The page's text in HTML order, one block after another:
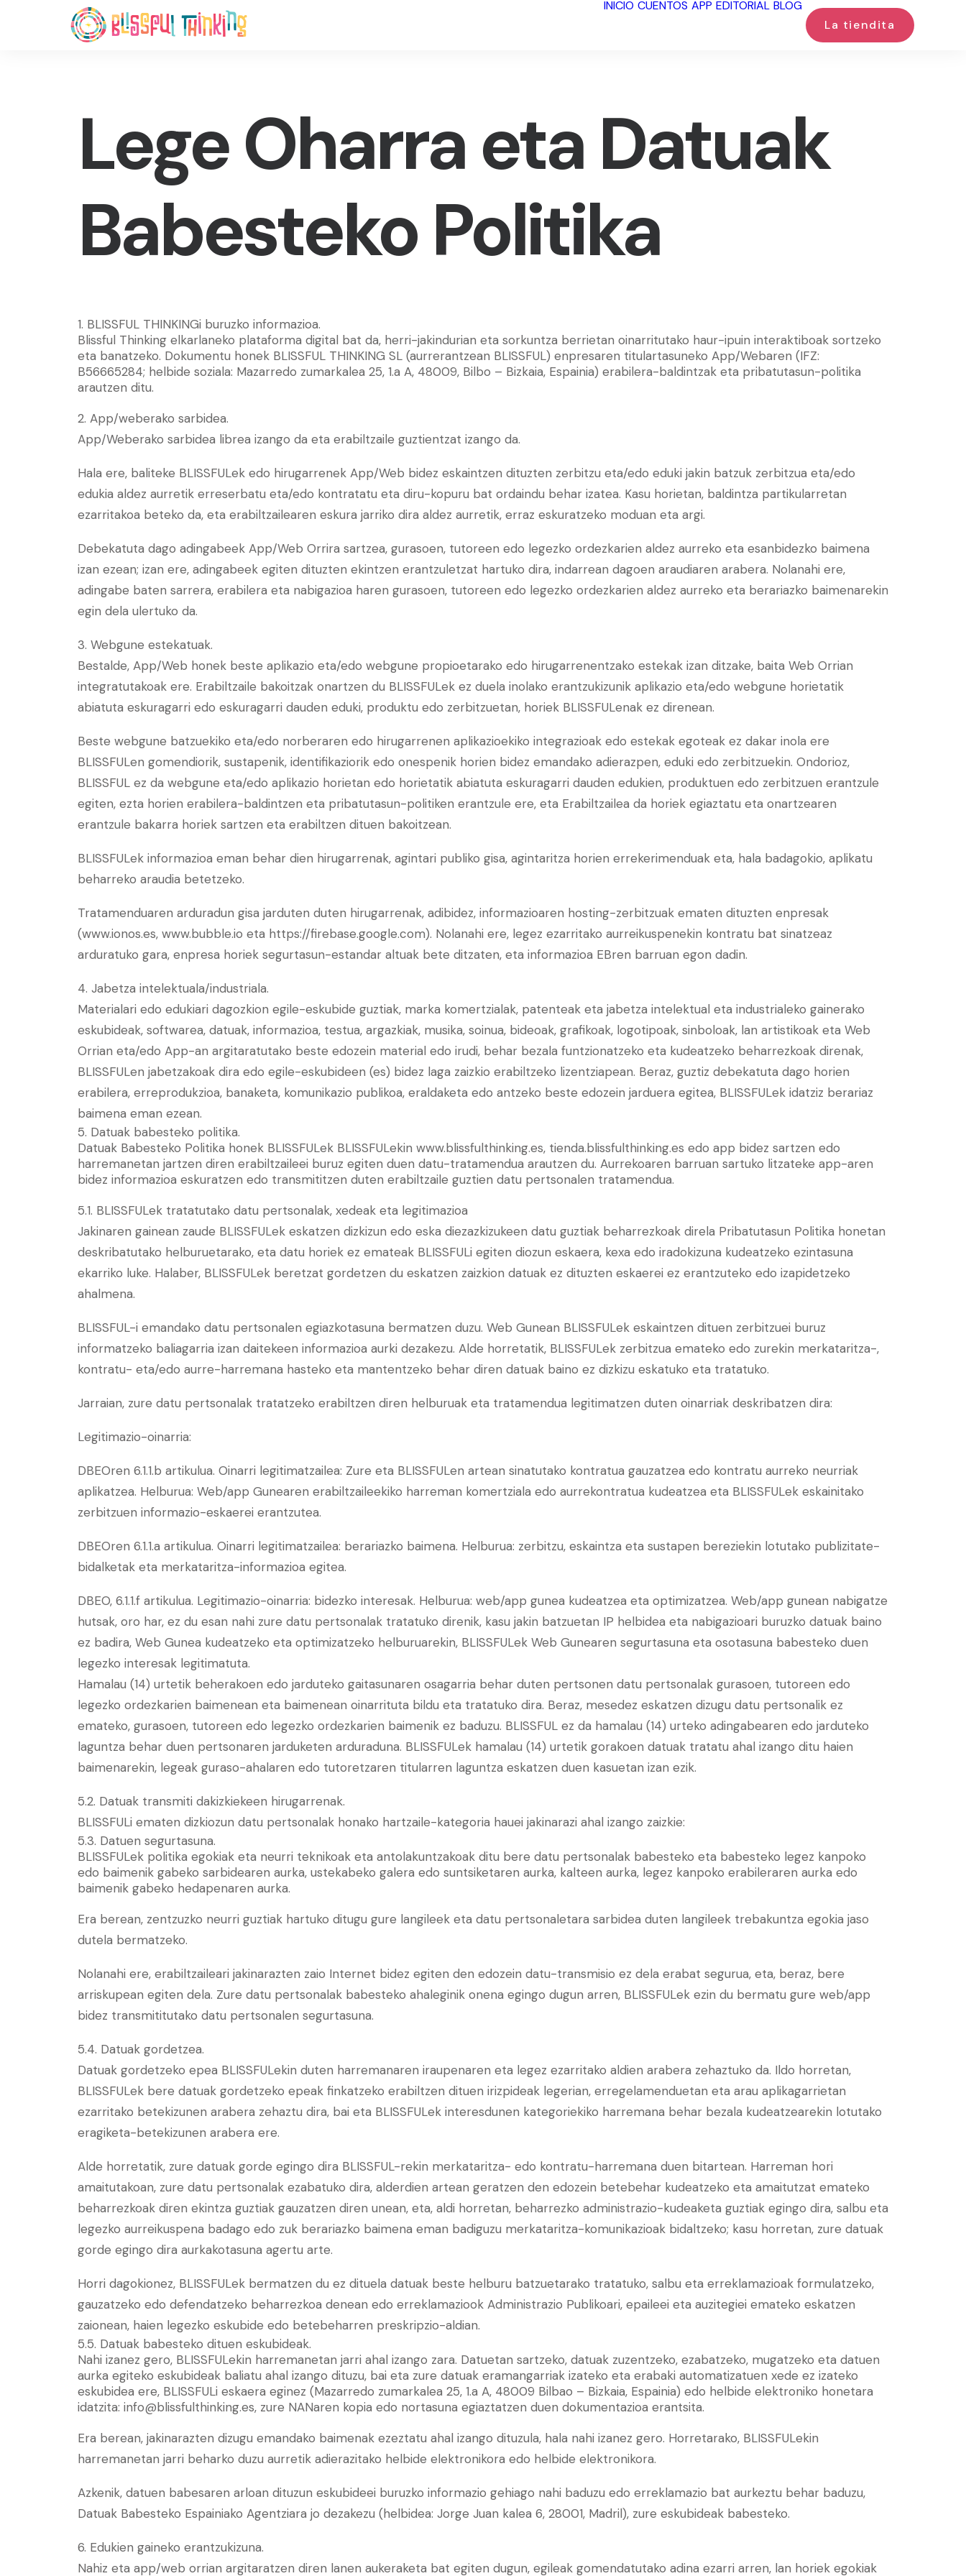
INICIO CUENTOS APP EDITORIAL BLOG
La tiendita
Lege Oharra eta Datuak
Babesteko Politika
1. BLISSFUL THINKINGi buruzko informazioa.
Blissful Thinking elkarlaneko plataforma digital bat da, herri-jakindurian eta sorkuntza berrietan oinarritutako haur-ipuin interaktiboak sortzeko
eta banatzeko. Dokumentu honek BLISSFUL THINKING SL (aurrerantzean BLISSFUL) enpresaren titulartasuneko App/Webaren (IFZ:
B56665284; helbide soziala: Mazarredo zumarkalea 25, 1.a A, 48009, Bilbo – Bizkaia, Espainia) erabilera-baldintzak eta pribatutasun-politika
arautzen ditu.
2. App/weberako sarbidea.
App/Weberako sarbidea librea izango da eta erabiltzaile guztientzat izango da.
Hala ere, baliteke BLISSFULek edo hirugarrenek App/Web bidez eskaintzen dituzten zerbitzu eta/edo eduki jakin batzuk zerbitzua eta/edo
edukia aldez aurretik erreserbatu eta/edo kontratatu eta diru-kopuru bat ordaindu behar izatea. Kasu horietan, baldintza partikularretan
ezarritakoa beteko da, eta erabiltzailearen eskura jarriko dira aldez aurretik, erraz eskuratzeko moduan eta argi.
Debekatuta dago adingabeek App/Web Orrira sartzea, gurasoen, tutoreen edo legezko ordezkarien aldez aurreko eta esanbidezko baimena
izan ezean; izan ere, adingabeek egiten dituzten ekintzen erantzuletzat hartuko dira, indarrean dagoen araudiaren arabera. Nolanahi ere,
adingabe baten sarrera, erabilera eta nabigazioa haren gurasoen, tutoreen edo legezko ordezkarien aldez aurreko eta berariazko baimenarekin
egin dela ulertuko da.
3. Webgune estekatuak.
Bestalde, App/Web honek beste aplikazio eta/edo webgune propioetarako edo hirugarrenentzako estekak izan ditzake, baita Web Orrian
integratutakoak ere. Erabiltzaile bakoitzak onartzen du BLISSFULek ez duela inolako erantzukizunik aplikazio eta/edo webgune horietatik
abiatuta eskuragarri edo eskuragarri dauden eduki, produktu edo zerbitzuetan, horiek BLISSFULenak ez direnean.
Beste webgune batzuekiko eta/edo norberaren edo hirugarrenen aplikazioekiko integrazioak edo estekak egoteak ez dakar inola ere
BLISSFULen gomendiorik, sustapenik, identifikaziorik edo onespenik horien bidez emandako adierazpen, eduki edo zerbitzuekin. Ondorioz,
BLISSFUL ez da webgune eta/edo aplikazio horietan edo horietatik abiatuta eskuragarri dauden edukien, produktuen edo zerbitzuen erantzule
egiten, ezta horien erabilera-baldintzen eta pribatutasun-politiken erantzule ere, eta Erabiltzailea da horiek egiaztatu eta onartzearen
erantzule bakarra horiek sartzen eta erabiltzen dituen bakoitzean.
BLISSFULek informazioa eman behar dien hirugarrenak, agintari publiko gisa, agintaritza horien errekerimenduak eta, hala badagokio, aplikatu
beharreko araudia betetzeko.
Tratamenduaren arduradun gisa jarduten duten hirugarrenak, adibidez, informazioaren hosting-zerbitzuak ematen dituzten enpresak
(www.ionos.es, www.bubble.io eta https://firebase.google.com). Nolanahi ere, legez ezarritako aurreikuspenekin kontratu bat sinatzeaz
arduratuko gara, enpresa horiek segurtasun-estandar altuak bete ditzaten, eta informazioa EBren barruan egon dadin.
4. Jabetza intelektuala/industriala.
Materialari edo edukiari dagozkion egile-eskubide guztiak, marka komertzialak, patenteak eta jabetza intelektual eta industrialeko gainerako
eskubideak, softwarea, datuak, informazioa, testua, argazkiak, musika, soinua, bideoak, grafikoak, logotipoak, sinboloak, lan artistikoak eta Web
Orrian eta/edo App-an argitaratutako beste edozein material edo irudi, behar bezala funtzionatzeko eta kudeatzeko beharrezkoak direnak,
BLISSFULen jabetzakoak dira edo egile-eskubideen (es) bidez laga zaizkio erabiltzeko lizentziapean. Beraz, guztiz debekatuta dago horien
erabilera, erreprodukzioa, banaketa, komunikazio publikoa, eraldaketa edo antzeko beste edozein jarduera egitea, BLISSFULek idatziz berariaz
baimena eman ezean.
5. Datuak babesteko politika.
Datuak Babesteko Politika honek BLISSFULek BLISSFULekin www.blissfulthinking.es, tienda.blissfulthinking.es edo app bidez sartzen edo
harremanetan jartzen diren erabiltzaileei buruz egiten duen datu-tratamendua arautzen du. Aurrekoaren barruan sartuko litzateke app-aren
bidez informazioa eskuratzen edo transmititzen duten erabiltzaile guztien datu pertsonalen tratamendua.
5.1. BLISSFULek tratatutako datu pertsonalak, xedeak eta legitimazioa
Jakinaren gainean zaude BLISSFULek eskatzen dizkizun edo eska diezazkizukeen datu guztiak beharrezkoak direla Pribatutasun Politika honetan
deskribatutako helburuetarako, eta datu horiek ez emateak BLISSFULi egiten diozun eskaera, kexa edo iradokizuna kudeatzeko ezintasuna
ekarriko luke. Halaber, BLISSFULek beretzat gordetzen du eskatzen zaizkion datuak ez dituzten eskaerei ez erantzuteko edo izapidetzeko
ahalmena.
BLISSFUL-i emandako datu pertsonalen egiazkotasuna bermatzen duzu. Web Gunean BLISSFULek eskaintzen dituen zerbitzuei buruz
informatzeko baliagarria izan daitekeen informazioa aurki dezakezu. Alde horretatik, BLISSFULek zerbitzua emateko edo zurekin merkataritza-,
kontratu- eta/edo aurre-harremana hasteko eta mantentzeko behar diren datuak baino ez dizkizu eskatuko eta tratatuko.
Jarraian, zure datu pertsonalak tratatzeko erabiltzen diren helburuak eta tratamendua legitimatzen duten oinarriak deskribatzen dira:
Legitimazio-oinarria:
DBEOren 6.1.1.b artikulua. Oinarri legitimatzailea: Zure eta BLISSFULen artean sinatutako kontratua gauzatzea edo kontratu aurreko neurriak
aplikatzea. Helburua: Web/app Gunearen erabiltzaileekiko harreman komertziala edo aurrekontratua kudeatzea eta BLISSFULek eskainitako
zerbitzuen informazio-eskaerei erantzutea.
DBEOren 6.1.1.a artikulua. Oinarri legitimatzailea: berariazko baimena. Helburua: zerbitzu, eskaintza eta sustapen bereziekin lotutako publizitate-
bidalketak eta merkataritza-informazioa egitea.
DBEO, 6.1.1.f artikulua. Legitimazio-oinarria: bidezko interesak. Helburua: web/app gunea kudeatzea eta optimizatzea. Web/app gunean nabigatze
hutsak, oro har, ez du esan nahi zure datu pertsonalak tratatuko direnik, kasu jakin batzuetan IP helbidea eta nabigazioari buruzko datuak baino
ez badira, Web Gunea kudeatzeko eta optimizatzeko helburuarekin, BLISSFULek Web Gunearen segurtasuna eta osotasuna babesteko duen
legezko interesak legitimatuta.
Hamalau (14) urtetik beherakoen edo jarduteko gaitasunaren osagarria behar duten pertsonen datu pertsonalak gurasoen, tutoreen edo
legezko ordezkarien baimenean eta baimenean oinarrituta bildu eta tratatuko dira. Beraz, mesedez eskatzen dizugu datu pertsonalik ez
emateko, gurasoen, tutoreen edo legezko ordezkarien baimenik ez baduzu. BLISSFUL ez da hamalau (14) urteko adingabearen edo jarduteko
laguntza behar duen pertsonaren jarduketen arduraduna. BLISSFULek hamalau (14) urtetik gorakoen datuak tratatu ahal izango ditu haien
baimenarekin, legeak guraso-ahalaren edo tutoretzaren titularren laguntza eskatzen duen kasuetan izan ezik.
5.2. Datuak transmiti dakizkiekeen hirugarrenak.
BLISSFULi ematen dizkiozun datu pertsonalak honako hartzaile-kategoria hauei jakinarazi ahal izango zaizkie:
5.3. Datuen segurtasuna.
BLISSFULek politika egokiak eta neurri teknikoak eta antolakuntzakoak ditu bere datu pertsonalak babesteko eta babesteko legez kanpoko
edo baimenik gabeko sarbidearen aurka, ustekabeko galera edo suntsiketaren aurka, kalteen aurka, legez kanpoko erabileraren aurka edo
baimenik gabeko hedapenaren aurka.
Era berean, zentzuzko neurri guztiak hartuko ditugu gure langileek eta datu pertsonaletara sarbidea duten langileek trebakuntza egokia jaso
dutela bermatzeko.
Nolanahi ere, erabiltzaileari jakinarazten zaio Internet bidez egiten den edozein datu-transmisio ez dela erabat segurua, eta, beraz, bere
arriskupean egiten dela. Zure datu pertsonalak babesteko ahaleginik onena egingo dugun arren, BLISSFULek ezin du bermatu gure web/app
bidez transmititutako datu pertsonalen segurtasuna.
5.4. Datuak gordetzea.
Datuak gordetzeko epea BLISSFULekin duten harremanaren iraupenaren eta legez ezarritako aldien arabera zehaztuko da. Ildo horretan,
BLISSFULek bere datuak gordetzeko epeak finkatzeko erabiltzen dituen irizpideak legerian, erregelamenduetan eta arau aplikagarrietan
ezarritako betekizunen arabera zehaztu dira, bai eta BLISSFULek interesdunen kategoriekiko harremana behar bezala kudeatzearekin lotutako
eragiketa-betekizunen arabera ere.
Alde horretatik, zure datuak gorde egingo dira BLISSFUL-rekin merkataritza- edo kontratu-harremana duen bitartean. Harreman hori
amaitutakoan, zure datu pertsonalak ezabatuko dira, alderdien artean geratzen den edozein betebehar kudeatzeko eta amaitutzat emateko
beharrezkoak diren ekintza guztiak gauzatzen diren unean, eta, aldi horretan, beharrezko administrazio-kudeaketa guztiak egingo dira, salbu eta
legezko aurreikuspena badago edo zuk berariazko baimena eman badiguzu merkataritza-komunikazioak bidaltzeko; kasu horretan, zure datuak
gorde egingo dira aurkakotasuna agertu arte.
Horri dagokionez, BLISSFULek bermatzen du ez dituela datuak beste helburu batzuetarako tratatuko, salbu eta erreklamazioak formulatzeko,
gauzatzeko edo defendatzeko beharrezkoa denean edo erreklamaziook Administrazio Publikoari, epaileei eta auzitegiei emateko eskatzen
zaionean, haien legezko eskubide edo betebeharren preskripzio-aldian.
5.5. Datuak babesteko dituen eskubideak.
Nahi izanez gero, BLISSFULekin harremanetan jarri ahal izango zara. Datuetan sartzeko, datuak zuzentzeko, ezabatzeko, mugatzeko eta datuen
aurka egiteko eskubideak baliatu ahal izango dituzu, bai eta zure datuak eramangarriak izateko eta erabaki automatizatuen xede ez izateko
eskubidea ere, BLISSFULi eskaera eginez (Mazarredo zumarkalea 25, 1.a A, 48009 Bilbao – Bizkaia, Espainia) edo helbide elektroniko honetara
idatzita: info@blissfulthinking.es, zure NANaren kopia edo nortasuna egiaztatzen duen dokumentazioa erantsita.
Era berean, jakinarazten dizugu emandako baimenak ezeztatu ahal izango dituzula, hala nahi izanez gero. Horretarako, BLISSFULekin
harremanetan jarri beharko duzu aurretik adierazitako helbide elektronikora edo helbide elektronikora.
Azkenik, datuen babesaren arloan dituzun eskubideei buruzko informazio gehiago nahi baduzu edo erreklamazio bat aurkeztu behar baduzu,
Datuak Babesteko Espainiako Agentziara jo dezakezu (helbidea: Jorge Juan kalea 6, 28001, Madril), zure eskubideak babesteko.
6. Edukien gaineko erantzukizuna.
Nahiz eta app/web orrian argitaratzen diren lanen aukeraketa bat egiten dugun, egileak gomendatutako adina ezarri arren, lan horiek egokiak